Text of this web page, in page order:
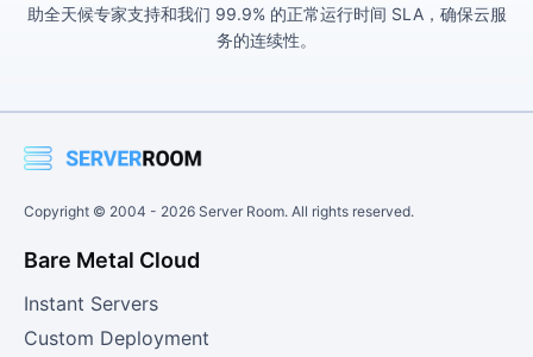
助全天候专家支持和我们 99.9% 的正常运行时间 SLA，确保云服
务的连续性。
Copyright © 2004 - 2026 Server Room. All rights reserved.
Bare Metal Cloud
Instant Servers
Custom Deployment